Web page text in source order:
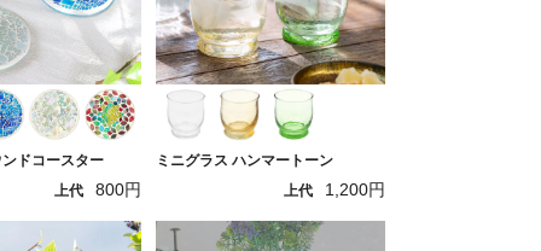
ドコースター
上代
800円
ミニグラス ハンマートーン
上代
1,200円